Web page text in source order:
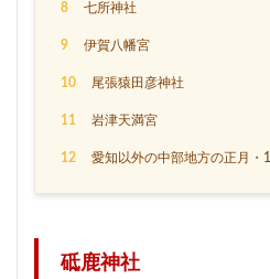
8 七所神社
9 伊賀八幡宮
10 尾張猿田彦神社
11 岩津天満宮
12 愛知以外の中部地方の正月・
砥鹿神社